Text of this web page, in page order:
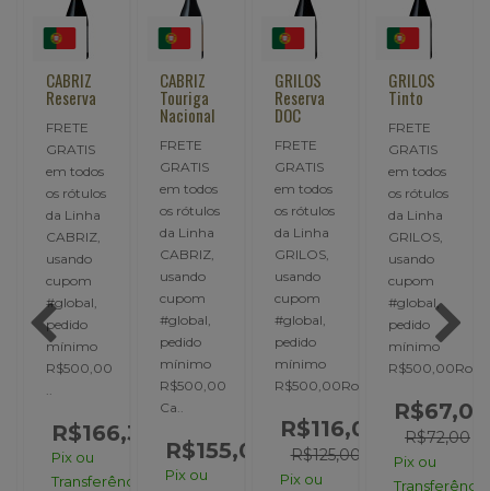
CABRIZ
Reserva
FRETE
GRATIS
em todos
os rótulos
da Linha
CABRIZ,
usando
cupom
#global,
pedido
mínimo
R$500,00
R$166,35
Pix ou
Transferência:
CABRIZ
Touriga
Nacional
FRETE
GRATIS
em todos
os rótulos
da Linha
CABRIZ,
usando
cupom
#global,
pedido
mínimo
R$500,00
Ca..
R$155,00
Pix ou
GRILOS
Reserva
DOC
FRETE
GRATIS
em todos
os rótulos
da Linha
GRILOS,
usando
cupom
#global,
pedido
mínimo
R$500,00Robust..
R$116,00
R$125,00
Pix ou
GRILOS
Tinto
FRETE
GRATIS
em todos
os rótulos
da Linha
GRILOS,
usando
cupom
#global,
pedido
mínimo
R$67,00
R$72,00
Pix ou